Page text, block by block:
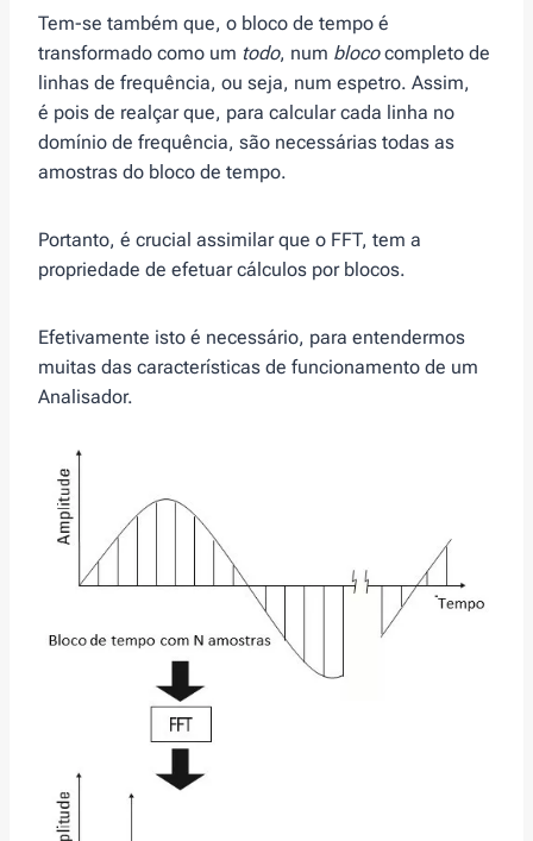
Tem-se também que, o bloco de tempo é
transformado como um todo, num blococompleto de
linhas de frequência, ou seja, num espetro. Assim,
é pois de realçar que, para calcular cada linha no
domínio de frequência, são necessárias todas as
amostras do bloco de tempo.
Portanto, é crucial assimilar que o FFT, tem a
propriedade de efetuar cálculos por blocos.
Efetivamente isto é necessário, para entendermos
muitas das características de funcionamento de um
Analisador.